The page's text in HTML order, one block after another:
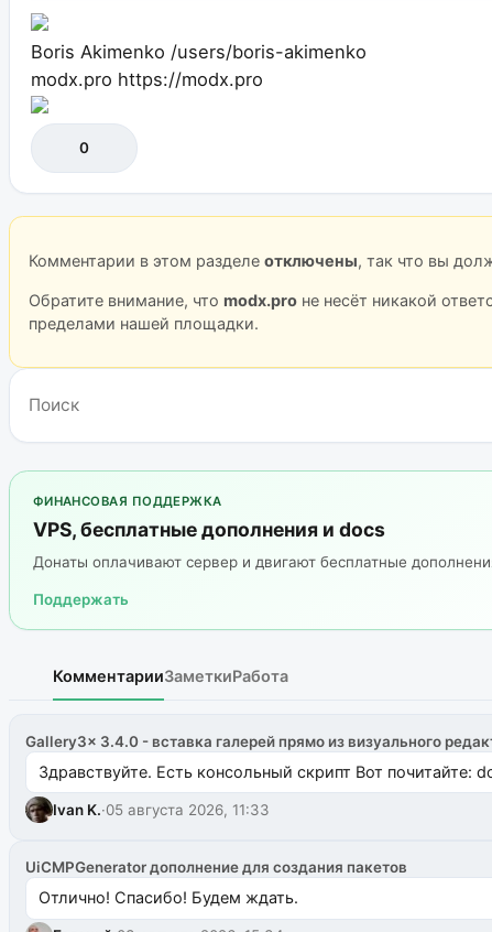
Boris Akimenko /users/boris-akimenko
modx.pro https://modx.pro
0
Комментарии в этом разделе отключены, так что вы
Обратите внимание, что modx.proне несёт никакой
пределами нашей площадки.
ФИНАНСОВАЯ ПОДДЕРЖКА
VPS, бесплатные дополнения и docs
Донаты оплачивают сервер и двигают бесплатные
Поддержать
КомментарииЗаметкиРабота
Gallery3x 3.4.0 - вставка галерей прямо из визуального
Здравствуйте. Есть консольный скрипт Вот
Ivan K.·05 августа 2026, 11:33
UiCMPGenerator дополнение для создания пакетов
Отлично! Спасибо! Будем ждать.